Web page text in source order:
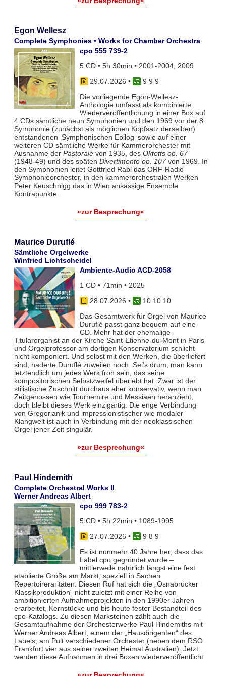
Egon Wellesz
Complete Symphonies • Works for Chamber Orchestra
cpo 555 739-2
5 CD • 5h 30min • 2001-2004, 2009
29.07.2026 •
9 9 9
Die vorliegende Egon-Wellesz-
Anthologie umfasst als kombinierte
Wiederveröffentlichung in einer Box auf
4 CDs sämtliche neun Symphonien und den 1969 vor der 8.
Symphonie (zunächst als möglichen Kopfsatz derselben)
entstandenen ‚Symphonischen Epilog‘ sowie auf einer
weiteren CD sämtliche Werke für Kammerorchester mit
Ausnahme der Pastoralevon 1935, des Oktetts op. 67
(1948-49) und des späten Divertimento op. 107von 1969. In
den Symphonien leitet Gottfried Rabl das ORF-Radio-
Symphonieorchester, in den kammerorchestralen Werken
Peter Keuschnigg das in Wien ansässige Ensemble
Kontrapunkte.
»zur Besprechung«
Maurice Duruflé
Sämtliche Orgelwerke
Winfried Lichtscheidel
Ambiente-Audio ACD-2058
1 CD • 71min • 2025
28.07.2026 •
10 10 10
Das Gesamtwerk für Orgel von Maurice
Duruflé passt ganz bequem auf eine
CD. Mehr hat der ehemalige
Titularorganist an der Kirche Saint-Etienne-du-Mont in Paris
und Orgelprofessor am dortigen Konservatorium schlicht
nicht komponiert. Und selbst mit den Werken, die überliefert
sind, haderte Duruflé zuweilen noch. Sei’s drum, man kann
letztendlich um jedes Werk froh sein, das seine
kompositorischen Selbstzweifel überlebt hat. Zwar ist der
stilistische Zuschnitt durchaus eher konservativ, wenn man
Zeitgenossen wie Tournemire und Messiaen heranzieht,
doch bleibt dieses Werk einzigartig. Die enge Verbindung
von Gregorianik und impressionistischer wie modaler
Klangwelt ist auch in Verbindung mit der neoklassischen
Orgel jener Zeit singulär.
»zur Besprechung«
Paul Hindemith
Complete Orchestral Works II
Werner Andreas Albert
cpo 999 783-2
5 CD • 5h 22min • 1089-1995
27.07.2026 •
9 8 9
Es ist nunmehr 40 Jahre her, dass das
Label cpo gegründet wurde –
mittlerweile natürlich längst eine fest
etablierte Größe am Markt, speziell in Sachen
Repertoireraritäten. Diesen Ruf hat sich die „Osnabrücker
Klassikproduktion“ nicht zuletzt mit einer Reihe von
ambitionierten Aufnahmeprojekten in den 1990er Jahren
erarbeitet, Kernstücke und bis heute fester Bestandteil des
cpo-Katalogs. Zu diesen Marksteinen zählt auch die
Gesamtaufnahme der Orchesterwerke Paul Hindemiths mit
Werner Andreas Albert, einem der „Hausdirigenten“ des
Labels, am Pult verschiedener Orchester (neben dem RSO
Frankfurt vier aus seiner zweiten Heimat Australien). Jetzt
werden diese Aufnahmen in drei Boxen wiederveröffentlicht.